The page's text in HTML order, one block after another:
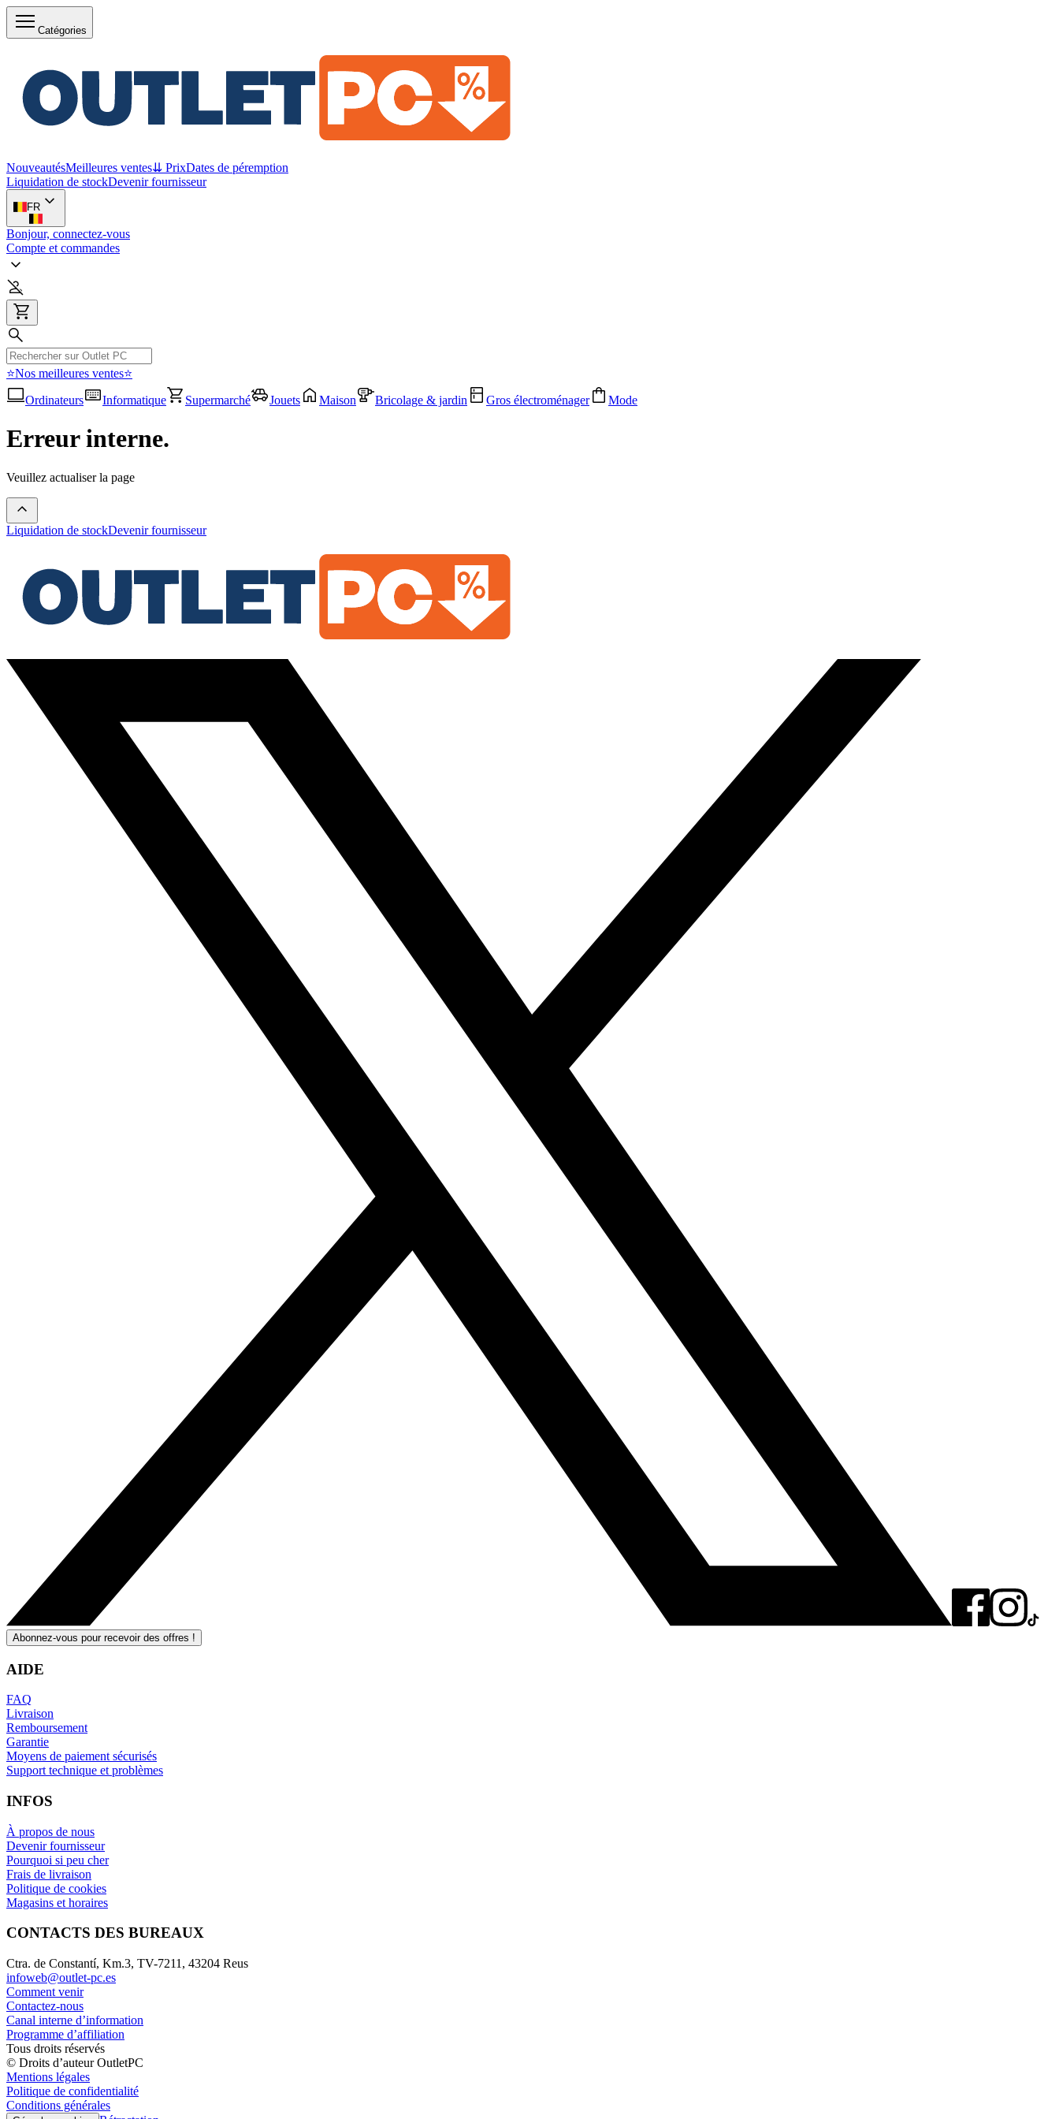
Catégories
NouveautésMeilleures ventes⇊ PrixDates de péremption
Liquidation de stockDevenir fournisseur
FR
Bonjour, connectez-vous
Compte et commandes
⭐Nos meilleures ventes⭐
Ordinateurs
Informatique Supermarché Jouets Maison Bricolage & jardin Gros électroménager Mode
Erreur interne.
Veuillez actualiser la page
Liquidation de stockDevenir fournisseur
Abonnez-vous pour recevoir des offres !
AIDE
FAQ
Livraison
Remboursement
Garantie
Moyens de paiement sécurisés
Support technique et problèmes
INFOS
À propos de nous
Devenir fournisseur
Pourquoi si peu cher
Frais de livraison
Politique de cookies
Magasins et horaires
CONTACTS DES BUREAUX
Ctra. de Constantí, Km.3, TV-7211, 43204 Reus
infoweb@outlet-pc.es
Comment venir
Contactez-nous
Canal interne d’information
Programme d’affiliation
Tous droits réservés
© Droits d’auteur OutletPC
Mentions légales
Politique de confidentialité
Conditions générales